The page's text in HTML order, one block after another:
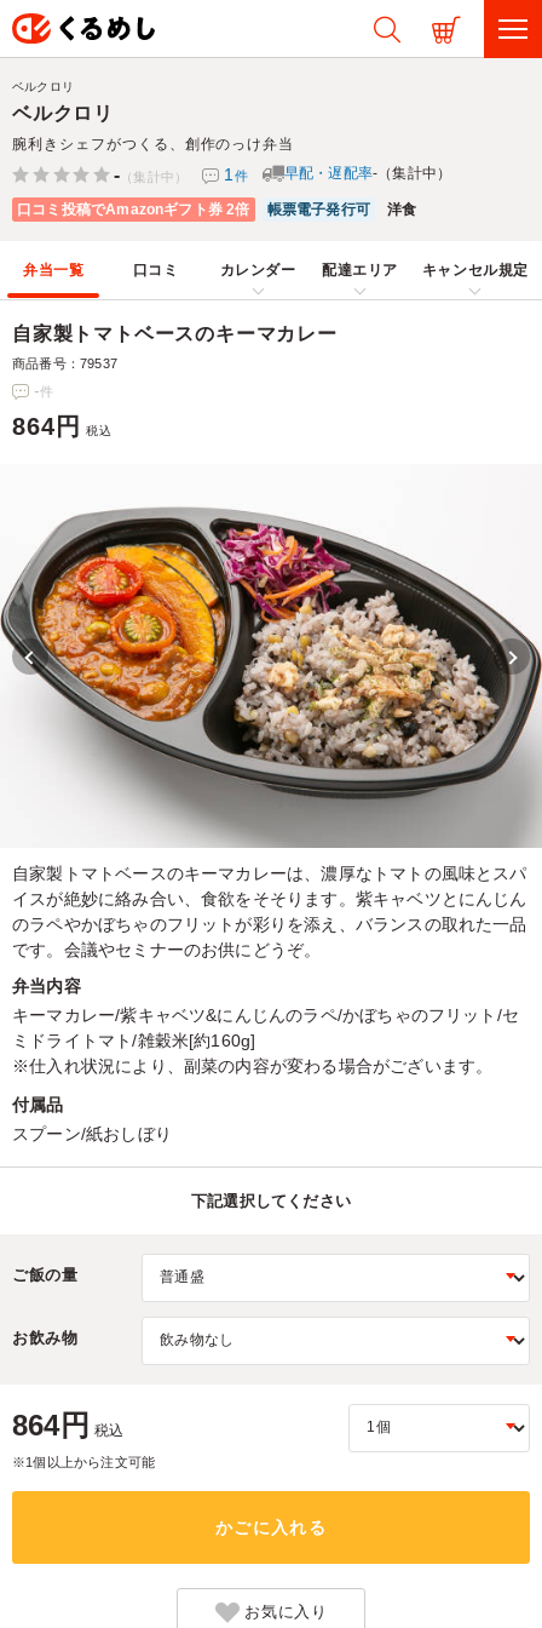
ベルクロリ
腕利きシェフがつくる、創作のっけ弁当
ベルクロリ
- （集計中） 1 件 早配・遅配率-（集計中）
口コミ投稿でAmazonギフト券 2倍 帳票電子発行可 洋食
弁当一覧 口コミ カレンダー 配達エリア キャンセル規定
自家製トマトベースのキーマカレー
商品番号：79537
-件
864円 税込
自家製トマトベースのキーマカレーは、濃厚なトマトの風味とスパ
イスが絶妙に絡み合い、食欲をそそります。紫キャベツとにんじん
のラペやかぼちゃのフリットが彩りを添え、バランスの取れた一品
です。会議やセミナーのお供にどうぞ。
弁当内容
キーマカレー/紫キャベツ&にんじんのラペ/かぼちゃのフリット/セ
ミドライトマト/雑穀米[約160g]
※仕入れ状況により、副菜の内容が変わる場合がございます。
付属品
スプーン/紙おしぼり
下記選択してください
ご飯の量
お飲み物
864円 税込
※1個以上から注文可能
かごに入れる
お気に入り